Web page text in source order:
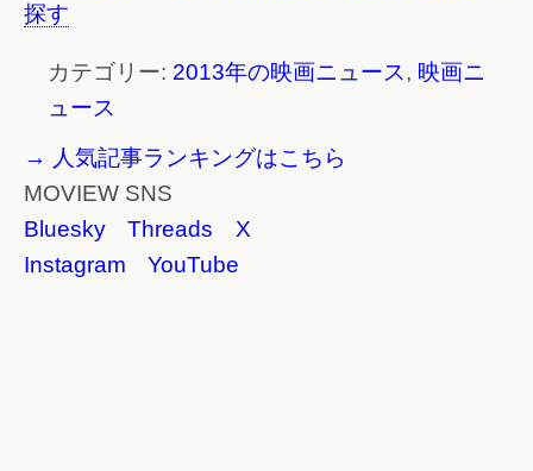
探す
カテゴリー: 2013年の映画ニュース, 映画ニ
ュース
→ 人気記事ランキングはこちら
MOVIEW SNS
Bluesky
Threads
X
Instagram
YouTube